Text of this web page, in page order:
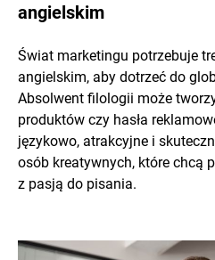
angielskim
Świat marketingu potrzebuje
angielskim, aby dotrzeć do
Absolwent filologii może
produktów czy hasła
językowo, atrakcyjne i
osób kreatywnych, które chcą
z pasją do pisania.